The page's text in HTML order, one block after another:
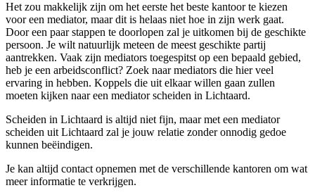
Het zou makkelijk zijn om het eerste het beste kantoor te kiezen
voor een mediator, maar dit is helaas niet hoe in zijn werk gaat.
Door een paar stappen te doorlopen zal je uitkomen bij de geschikte
persoon. Je wilt natuurlijk meteen de meest geschikte partij
aantrekken. Vaak zijn mediators toegespitst op een bepaald gebied,
heb je een arbeidsconflict? Zoek naar mediators die hier veel
ervaring in hebben. Koppels die uit elkaar willen gaan zullen
moeten kijken naar een mediator scheiden in Lichtaard.
Scheiden in Lichtaard is altijd niet fijn, maar met een mediator
scheiden uit Lichtaard zal je jouw relatie zonder onnodig gedoe
kunnen beëindigen.
Je kan altijd contact opnemen met de verschillende kantoren om wat
meer informatie te verkrijgen.